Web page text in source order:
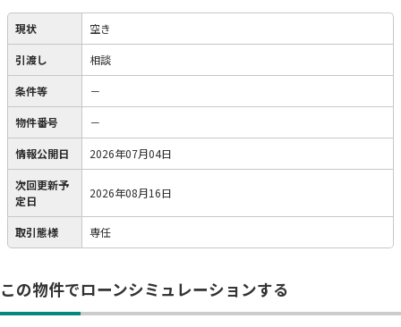
現状 空き
引渡し 相談
条件等 －
物件番号 －
情報公開日 2026年07月04日
次回更新予
定日
2026年08月16日
取引態様 専任
この物件でローンシミュレーションする